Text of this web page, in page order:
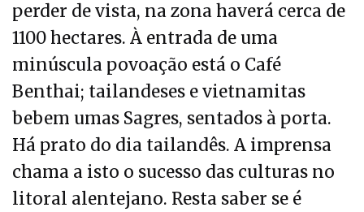
perder de vista, na zona haverá cerca de
1100 hectares. À entrada de uma
minúscula povoação está o Café
Benthai; tailandeses e vietnamitas
bebem umas Sagres, sentados à porta.
Há prato do dia tailandês. A imprensa
chama a isto o sucesso das culturas no
litoral alentejano. Resta saber se é